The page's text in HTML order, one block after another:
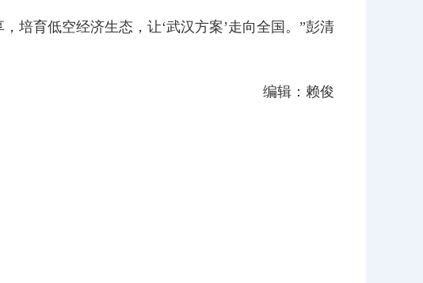
培育低空经济生态，让‘武汉方案’走向全国。”彭清
编辑：赖俊